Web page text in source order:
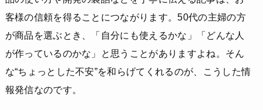
客様の信頼を得ることにつながります。50代の主婦の方
が商品を選ぶとき、「自分にも使えるかな」「どんな人
が作っているのかな」と思うことがありますよね。そん
な“ちょっとした不安”を和らげてくれるのが、こうした情
報発信なのです。